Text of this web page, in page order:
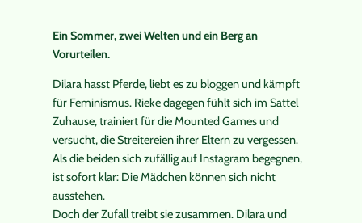
Ein Sommer, zwei Welten und ein Berg an
Vorurteilen.
Dilara hasst Pferde, liebt es zu bloggen und kämpft
für Feminismus. Rieke dagegen fühlt sich im Sattel
Zuhause, trainiert für die Mounted Games und
versucht, die Streitereien ihrer Eltern zu vergessen.
Als die beiden sich zufällig auf Instagram begegnen,
ist sofort klar: Die Mädchen können sich nicht
ausstehen.
Doch der Zufall treibt sie zusammen. Dilara und